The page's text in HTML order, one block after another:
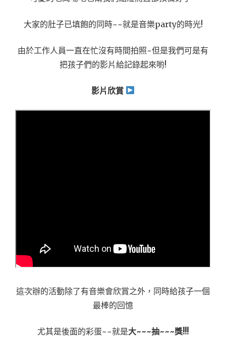
大家的肚子已填飽的同時~~就是音樂party的時光!
由於工作人員一直在忙沒有時間拍照~但是我們可是有
把孩子們的影片給記錄起來喲!
影片欣賞
這次辦的活動除了有音樂會欣賞之外，同時給孩子一個
最棒的回憶
尤其是後面的彩蛋~~就是大~~~抽~~~獎!!!